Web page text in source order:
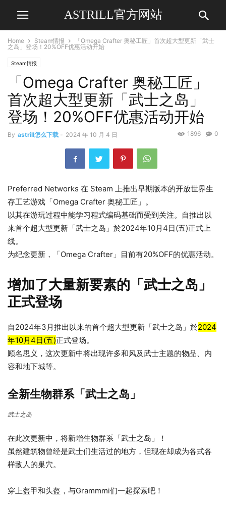
ASTRILL官方网站
Home Steam情报
「Omega Crafter 奥秘工匠」首次超大型更新「武士
之岛」登场！20%OFF优惠活动开始
Steam情报
「Omega Crafter 奥秘工匠」
首次超大型更新「武士之岛」
登场！20%OFF优惠活动开始
By astrill怎么下载 - 2024 年 10 月 4 日 0
1896
Preferred Networks 在 Steam 上推出早期版本的开放世界生
存工艺游戏「Omega Crafter 奥秘工匠」。
以其在游玩过程中能学习程式编码基础而受到关注。自推出以
来首个超大型更新「武士之岛」於2024年10月4日(五)正式上
线。
为纪念更新，「Omega Crafter」目前有20%OFF的优惠活动。
增加了大量新要素的「武士之岛」
正式登场
自2024年3月推出以来的首个超大型更新「武士之岛」於2024
年10月4日(五)正式登场。
顾名思义，这次更新中将出现许多和风及武士主题的物品、内
容和地下城等。
全新生物群系「武士之岛」
武士之岛
在此次更新中，将新增生物群系「武士之岛」！
虽然建筑物曾经是武士们生活过的地方，但现在却成为各式各
样敌人的巢穴。
穿上盔甲和头盔，与Grammmi们一起探索吧！